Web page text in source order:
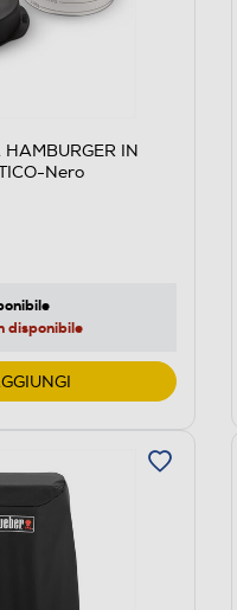
IN
Nero
disponibile